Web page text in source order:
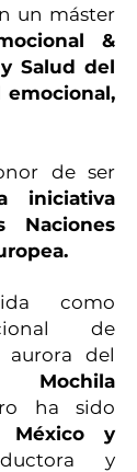
un máster
&
Salud del
de ser
iniciativa
Naciones
como
de
aurora del
Mochila
ha sido
México y
y